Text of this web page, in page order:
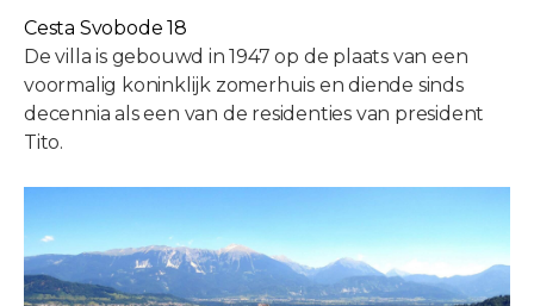
Cesta Svobode 18
De villa is gebouwd in 1947 op de plaats van een
voormalig koninklijk zomerhuis en diende sinds
decennia als een van de residenties van president
Tito.